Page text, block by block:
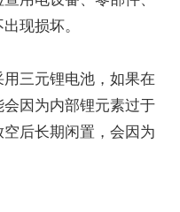
现损坏。
三元锂电池，如果在
因为内部锂元素过于
后长期闲置，会因为